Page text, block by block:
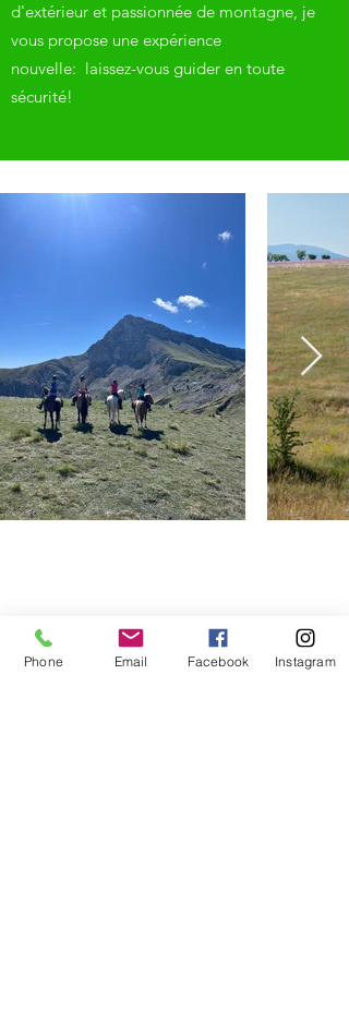
d'extérieur et passionnée de montagne, je
vous propose une expérience
nouvelle: laissez-vous guider en toute
sécurité!
Phone Email Facebook Instagram